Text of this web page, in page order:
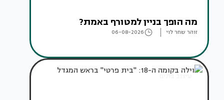
מה הופך בניין למטורף באמת?
זוהר שחר לוי 06-08-2026
עיצוב בתים